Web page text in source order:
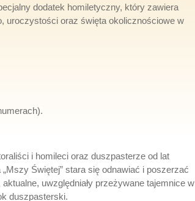
dodatek homiletyczny, który zawiera
uroczystości oraz święta okolicznościowe w
i homileci oraz duszpasterze od lat
Świętej” stara się odnawiać i poszerzać
uwzględniały przeżywane tajemnice w
duszpasterski.